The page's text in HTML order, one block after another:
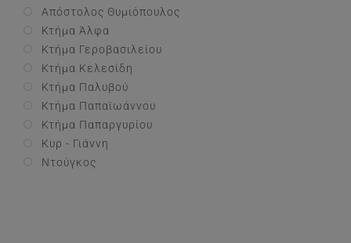
Απόστολος Θυμιόπουλος
Κτήμα Άλφα
Κτήμα Γεροβασιλείου
Κτήμα Κελεσίδη
Κτήμα Παλυβού
Κτήμα Παπαϊωάννου
Κτήμα Παπαργυρίου
Κυρ - Γιάννη
Ντούγκος